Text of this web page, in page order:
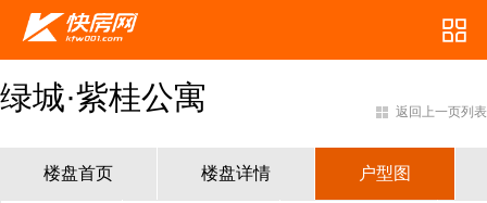
绿城·紫桂公寓 返回上一页列表
楼盘首页 楼盘详情 户型图